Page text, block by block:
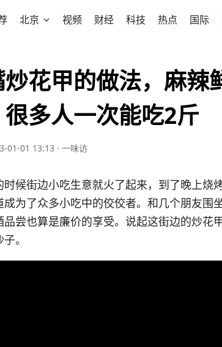
北京 视频 财经 科技 热点 国际
花甲的做法，麻辣
多人一次能吃2斤
01-01 13:13 · 一味访
时候街边小吃生意就火了起来，到了晚上烧
成为了众多小吃中的佼佼者。和几个朋友围
品尝也算是廉价的享受。说起这街边的炒花
。